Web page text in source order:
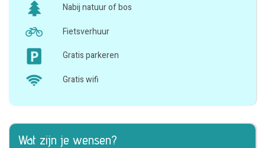
Nabij natuur of bos
Fietsverhuur
Gratis parkeren
Gratis wifi
Wat zijn je wensen?